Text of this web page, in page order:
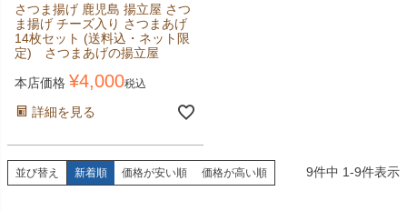
さつま揚げ 鹿児島 揚立屋 さつ
ま揚げ チーズ入り さつまあげ
14枚セット (送料込・ネット限
定) さつまあげの揚立屋
本店価格 ¥4,000税込
詳細を見る
並び替え 新着順 価格が安い順 価格が高い順 9件中 1-9件表示